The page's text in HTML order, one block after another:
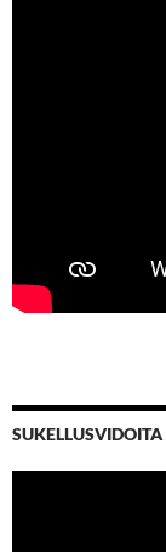
SUKELLUSVIDOITA